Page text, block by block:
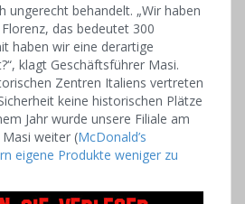
ungerecht behandelt. „Wir haben
das bedeutet 300
haben wir eine derartige
klagt Geschäftsführer Masi.
Zentren Italiens vertreten
keine historischen Plätze
Jahr wurde unsere Filiale am
weiter (McDonald’s
eigene Produkte weniger zu